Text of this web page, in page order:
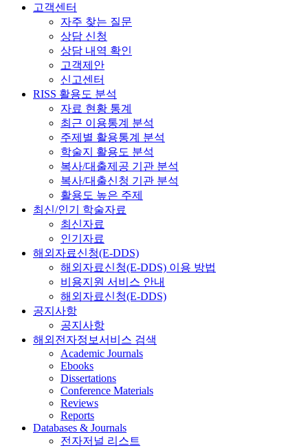
고객센터
자주 찾는 질문
상담 신청
상담 내역 확인
고객제안
신고센터
RISS 활용도 분석
자료 현황 통계
최근 이용통계 분석
주제별 활용통계 분석
학술지 활용도 분석
복사/대출제공 기관 분석
복사/대출신청 기관 분석
활용도 높은 주제
최신/인기 학술자료
최신자료
인기자료
해외자료신청(E-DDS)
해외자료신청(E-DDS) 이용 방법
비용지원 서비스 안내
해외자료신청(E-DDS)
공지사항
공지사항
해외전자정보서비스 검색
Academic Journals
Ebooks
Dissertations
Conference Materials
Reviews
Reports
Databases & Journals
전자저널 리스트